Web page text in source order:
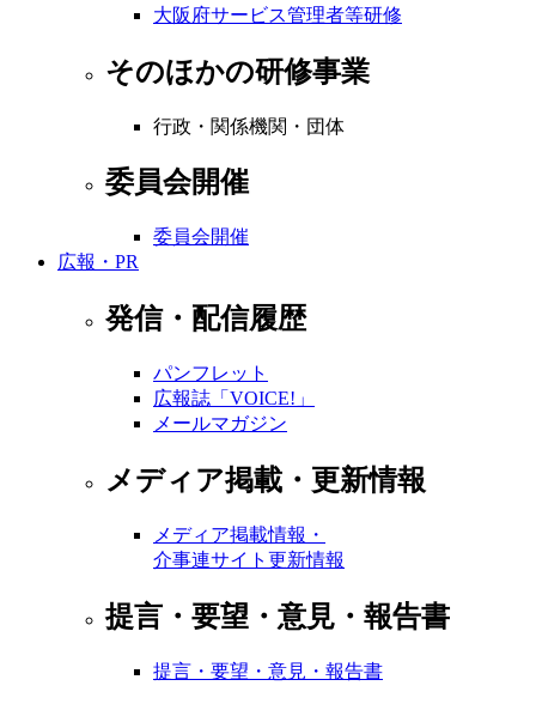
大阪府サービス管理者等研修
そのほかの研修事業
行政・関係機関・団体
委員会開催
委員会開催
広報・PR
発信・配信履歴
パンフレット
広報誌「VOICE!」
メールマガジン
メディア掲載・更新情報
メディア掲載情報・
介事連サイト更新情報
提言・要望・意見・報告書
提言・要望・意見・報告書